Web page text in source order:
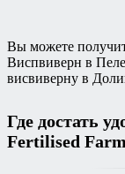
Вы можете
Виспвиверн в
висвиверну в
Где достать
Fertilised